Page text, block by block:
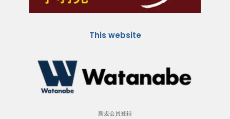
This website
新規会員登録